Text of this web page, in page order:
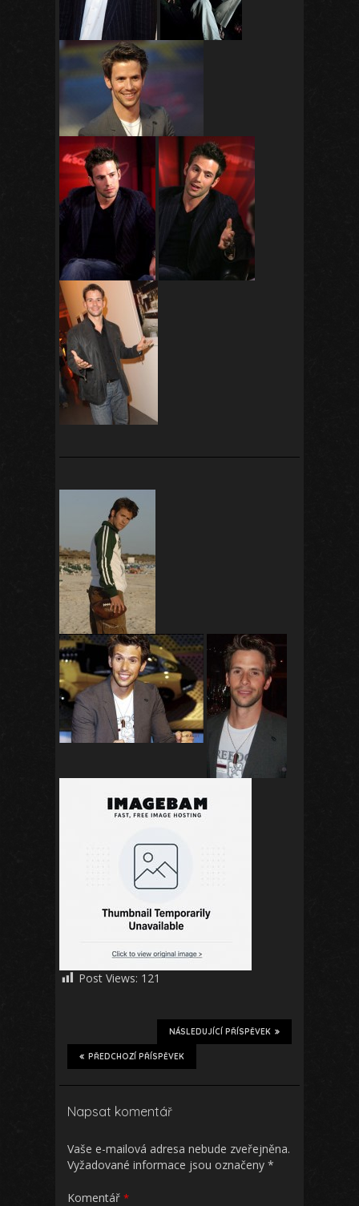
Post Views: 121
NÁSLEDUJÍCÍ PŘÍSPĚVEK
PŘEDCHOZÍ PŘÍSPĚVEK
Napsat komentář
Vaše e-mailová adresa nebude zveřejněna.
Vyžadované informace jsou označeny *
Komentář *